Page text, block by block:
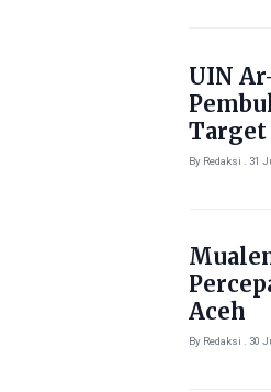
UIN
Target
Tahun
By Redaksi . 31
Aceh
By Redaksi . 30